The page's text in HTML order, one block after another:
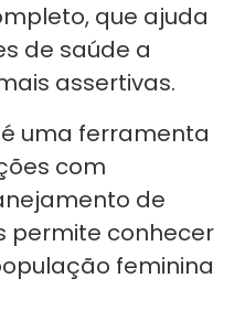
que ajuda
de saúde a
assertivas.
uma ferramenta
com
de
permite conhecer
feminina